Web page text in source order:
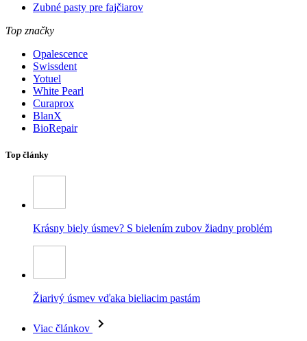
Zubné pasty pre fajčiarov
Top značky
Opalescence
Swissdent
Yotuel
White Pearl
Curaprox
BlanX
BioRepair
Top články
Krásny biely úsmev? S bielením zubov žiadny problém
Žiarivý úsmev vďaka bieliacim pastám
Viac článkov